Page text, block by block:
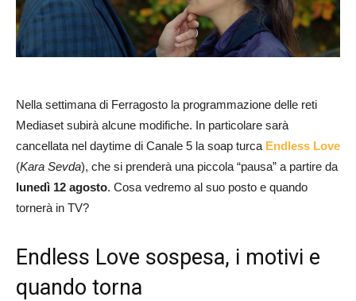
Nella settimana di Ferragosto la programmazione delle reti
Mediaset subirà alcune modifiche. In particolare sarà
cancellata nel daytime di Canale 5 la soap turca Endless Love
(Kara Sevda), che si prenderà una piccola “pausa” a partire da
lunedì 12 agosto. Cosa vedremo al suo posto e quando
tornerà in TV?
Endless Love sospesa, i motivi e
quando torna